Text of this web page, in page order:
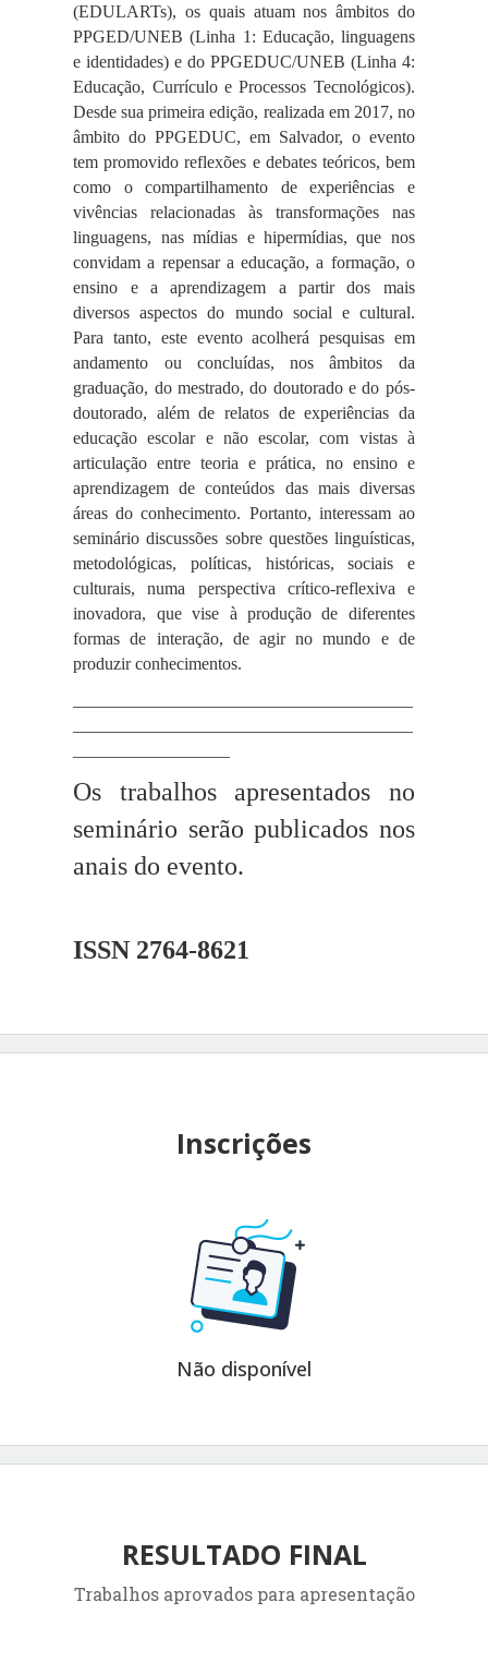
(EDULARTs), os quais atuam nos âmbitos do
PPGED/UNEB (Linha 1: Educação, linguagens
e identidades) e do PPGEDUC/UNEB (Linha 4:
Educação, Currículo e Processos Tecnológicos).
Desde sua primeira edição, realizada em 2017, no
âmbito do PPGEDUC, em Salvador, o evento
tem promovido reflexões e debates teóricos, bem
como o compartilhamento de experiências e
vivências relacionadas às transformações nas
linguagens, nas mídias e hipermídias, que nos
convidam a repensar a educação, a formação, o
ensino e a aprendizagem a partir dos mais
diversos aspectos do mundo social e cultural.
Para tanto, este evento acolherá pesquisas em
andamento ou concluídas, nos âmbitos da
graduação, do mestrado, do doutorado e do pós-
doutorado, além de relatos de experiências da
educação escolar e não escolar, com vistas à
articulação entre teoria e prática, no ensino e
aprendizagem de conteúdos das mais diversas
áreas do conhecimento. Portanto, interessam ao
seminário discussões sobre questões linguísticas,
metodológicas, políticas, históricas, sociais e
culturais, numa perspectiva crítico-reflexiva e
inovadora, que vise à produção de diferentes
formas de interação, de agir no mundo e de
produzir conhecimentos.
Os trabalhos apresentados no
seminário serão publicados nos
anais do evento.
ISSN 2764-8621
Inscrições
Não disponível
RESULTADO FINAL
Trabalhos aprovados para apresentação